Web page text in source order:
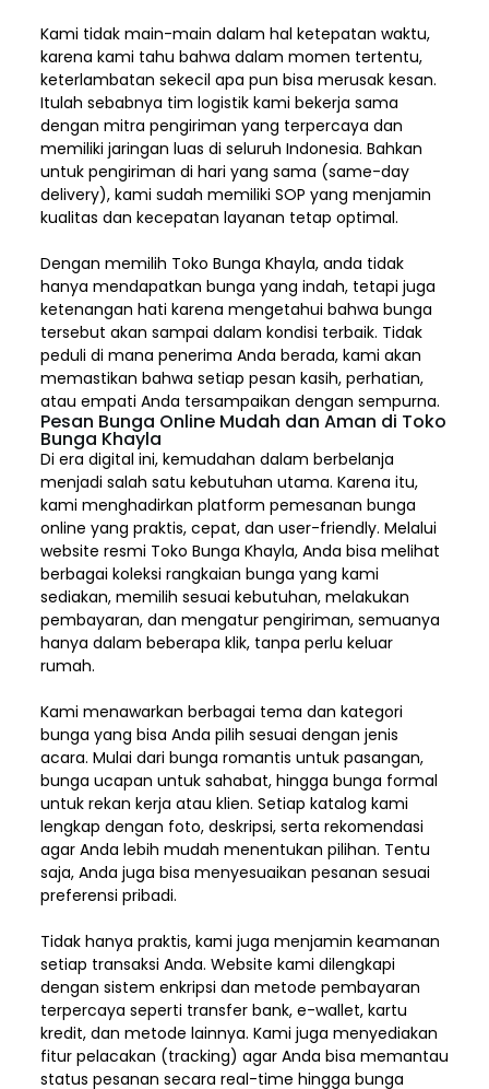
Kami tidak main-main dalam hal ketepatan waktu,
karena kami tahu bahwa dalam momen tertentu,
keterlambatan sekecil apa pun bisa merusak kesan.
Itulah sebabnya tim logistik kami bekerja sama
dengan mitra pengiriman yang terpercaya dan
memiliki jaringan luas di seluruh Indonesia. Bahkan
untuk pengiriman di hari yang sama (same-day
delivery), kami sudah memiliki SOP yang menjamin
kualitas dan kecepatan layanan tetap optimal.
Dengan memilih Toko Bunga Khayla, anda tidak
hanya mendapatkan bunga yang indah, tetapi juga
ketenangan hati karena mengetahui bahwa bunga
tersebut akan sampai dalam kondisi terbaik. Tidak
peduli di mana penerima Anda berada, kami akan
memastikan bahwa setiap pesan kasih, perhatian,
atau empati Anda tersampaikan dengan sempurna.
Pesan Bunga Online Mudah dan Aman di Toko
Bunga Khayla
Di era digital ini, kemudahan dalam berbelanja
menjadi salah satu kebutuhan utama. Karena itu,
kami menghadirkan platform pemesanan bunga
online yang praktis, cepat, dan user-friendly. Melalui
website resmi Toko Bunga Khayla, Anda bisa melihat
berbagai koleksi rangkaian bunga yang kami
sediakan, memilih sesuai kebutuhan, melakukan
pembayaran, dan mengatur pengiriman,semuanya
hanya dalam beberapa klik, tanpa perlu keluar
rumah.
Kami menawarkan berbagai tema dan kategori
bunga yang bisa Anda pilih sesuai dengan jenis
acara. Mulai dari bunga romantis untuk pasangan,
bunga ucapan untuk sahabat, hingga bunga formal
untuk rekan kerja atau klien. Setiap katalog kami
lengkap dengan foto, deskripsi, serta rekomendasi
agar Anda lebih mudah menentukan pilihan. Tentu
saja, Anda juga bisa menyesuaikan pesanan sesuai
preferensi pribadi.
Tidak hanya praktis, kami juga menjamin keamanan
setiap transaksi Anda. Website kami dilengkapi
dengan sistem enkripsi dan metode pembayaran
terpercaya seperti transfer bank, e-wallet, kartu
kredit, dan metode lainnya. Kami juga menyediakan
fitur pelacakan (tracking) agar Anda bisa memantau
status pesanan secara real-time hingga bunga